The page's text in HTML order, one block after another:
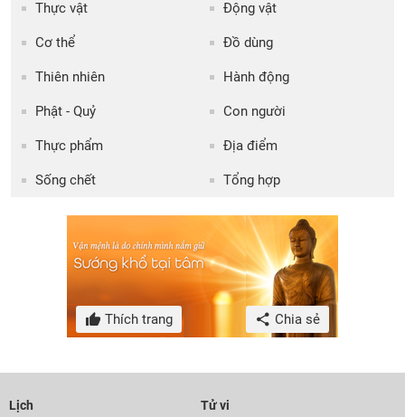
Thực vật Động vật
Cơ thể Đồ dùng
Thiên nhiên Hành động
Phật - Quỷ Con người
Thực phẩm Địa điểm
Sống chết Tổng hợp
Thích trang Chia sẻ
Lịch
Tử vi